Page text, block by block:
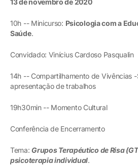
10h -- Minicurso: Psicologia com a
Saúde.
Convidado: Vinícius Cardoso Pasqualin
14h -- Compartilhamento de Vivências
apresentação de trabalhos
19h30min -- Momento Cultural
Conferência de Encerramento
Tema:Grupos Terapéutico de Risa
psicoterapia individual.